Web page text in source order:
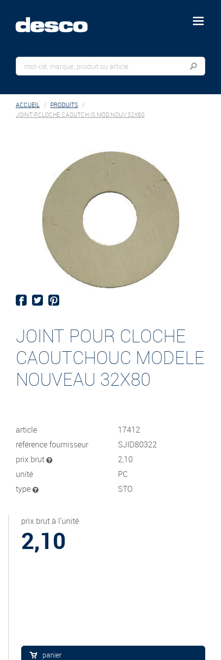
menu
ACCUEIL
PRODUITS
JOINT P.CLOCHE CAOUTCH.IS MOD.NOUV.32X80
JOINT POUR CLOCHE
CAOUTCHOUC MODELE
NOUVEAU 32X80
article
17412
référence fournisseur
SJID80322
prix brut
2,10
unité
PC
type
STO
prix brut à l'unité
2,10
panier